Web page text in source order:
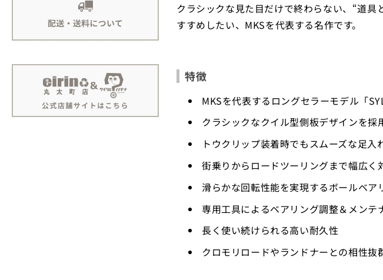
クラシックな見た目だけで終わらない、“道
すすめしたい、MKSを代表する名作です。
特徴
MKSを代表するロングセラーモデル「
クラシックなクイル型側板デザインを採
トウクリップ装着時でもスムーズな足入
街乗りからロードツーリングまで幅広く
滑らかな回転性能を実現するボールベア
専用工具によるベアリング調整＆メンテ
長く使い続けられる高い耐久性
クロモリロードやランドナーとの相性抜